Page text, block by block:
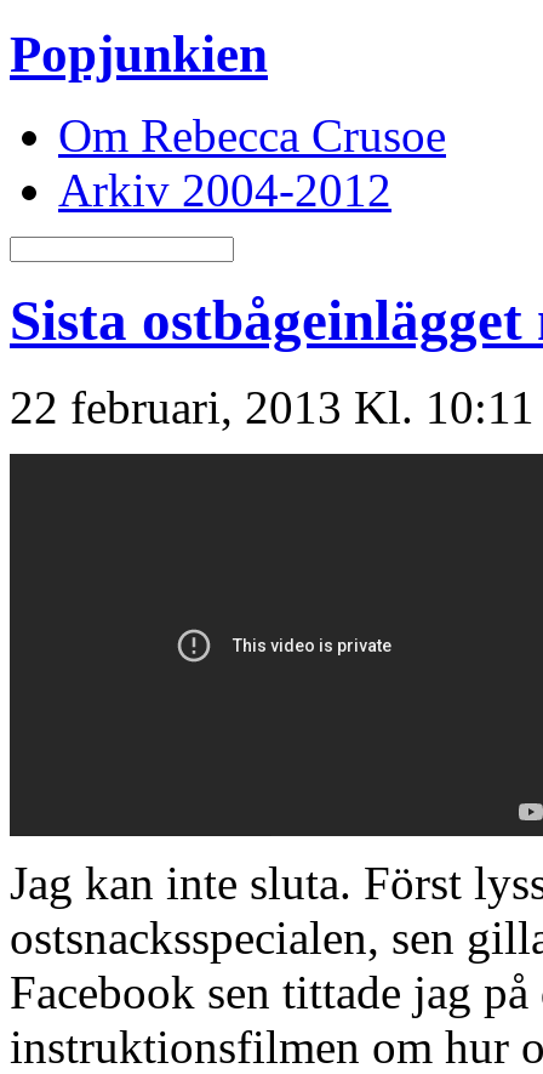
Popjunkien
Om Rebecca Crusoe
Arkiv 2004-2012
Sista
22 februari, 2013 Kl.
Jag kan inte sluta. Först
ostsnacksspecialen, sen
Facebook sen tittade jag
instruktionsfilmen om hur